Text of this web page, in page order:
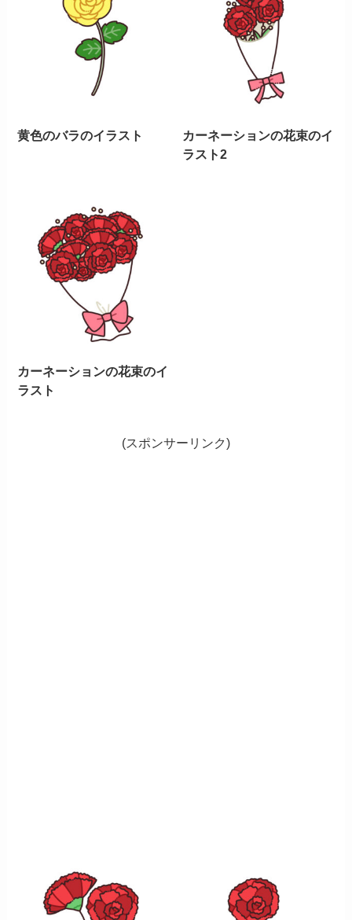
黄色のバラのイラスト
カーネーションの花束のイ
ラスト2
カーネーションの花束のイ
ラスト
(スポンサーリンク)